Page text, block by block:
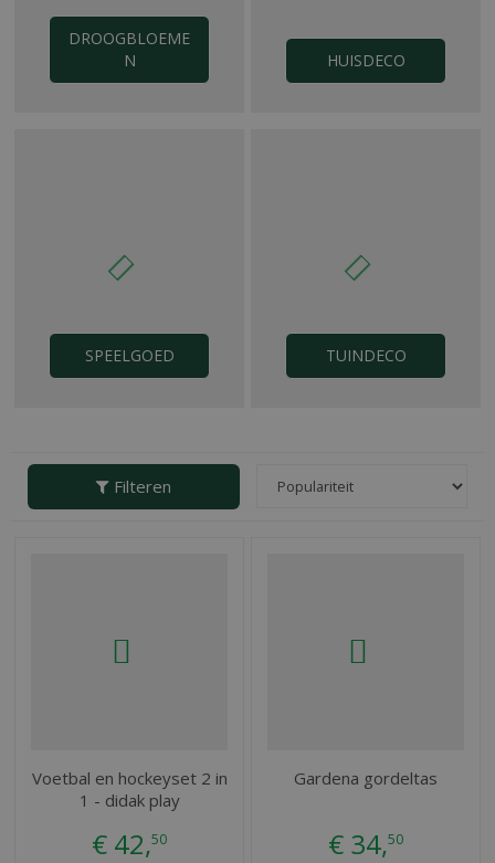
DROOGBLOEME
N
HUISDECO
SPEELGOED TUINDECO
Filteren
Voetbal en hockeyset 2 in
1 - didak play
€ 42,50
Gardena gordeltas
€ 34,50